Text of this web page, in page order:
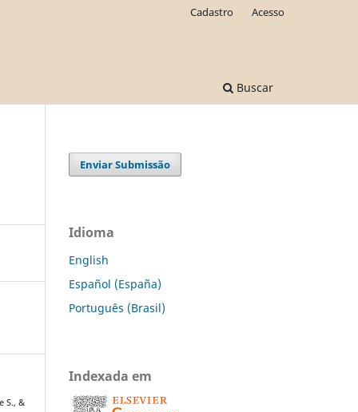
Buscar
Cadastro Acesso
S., &
Enviar Submissão
Idioma
English
Español (España)
Português (Brasil)
Indexada em